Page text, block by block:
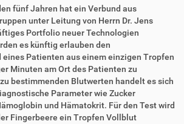
fünf Jahren hat ein Verbund aus
unter Leitung von Herrn Dr. Jens
Portfolio neuer Technologien
es künftig erlauben den
Patienten aus einem einzigen Tropfen
Minuten am Ort des Patienten zu
bestimmenden Blutwerten handelt es sich
Parameter wie Zucker
und Hämatokrit. Für den Test wird
Fingerbeere ein Tropfen Vollblut